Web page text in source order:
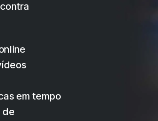
em tempo
de